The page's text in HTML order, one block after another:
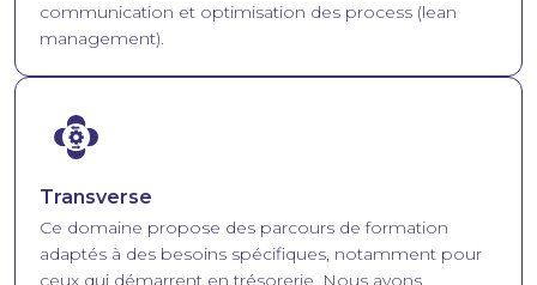
communication et optimisation des process (lean
management).
Image
Transverse
Ce domaine propose des parcours de formation
adaptés à des besoins spécifiques, notamment pour
ceux qui démarrent en trésorerie. Nous avons